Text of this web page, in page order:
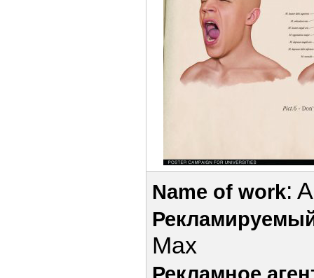
Name of work:
Max
Рекламное